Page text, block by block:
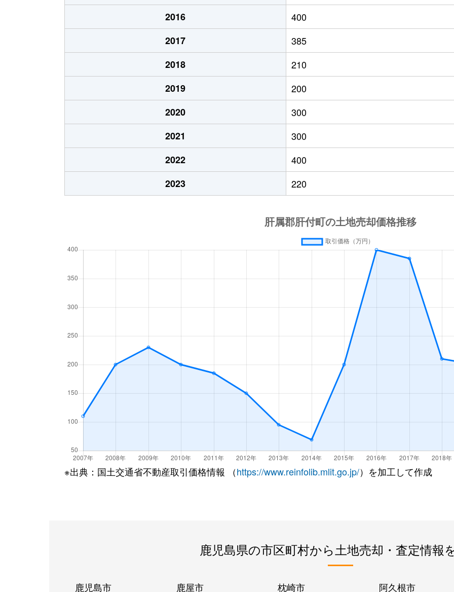
2016
400
2017
385
2018
210
2019
200
2020
300
2021
300
2022
400
2023
220
※出典：国土交通省不動産取引価格情報 （https://www.reinfolib.mlit.go.jp/）を加工して作成
鹿児島県の市区町村から土地売却・査定情報
鹿児島市 鹿屋市 枕崎市 阿久根市